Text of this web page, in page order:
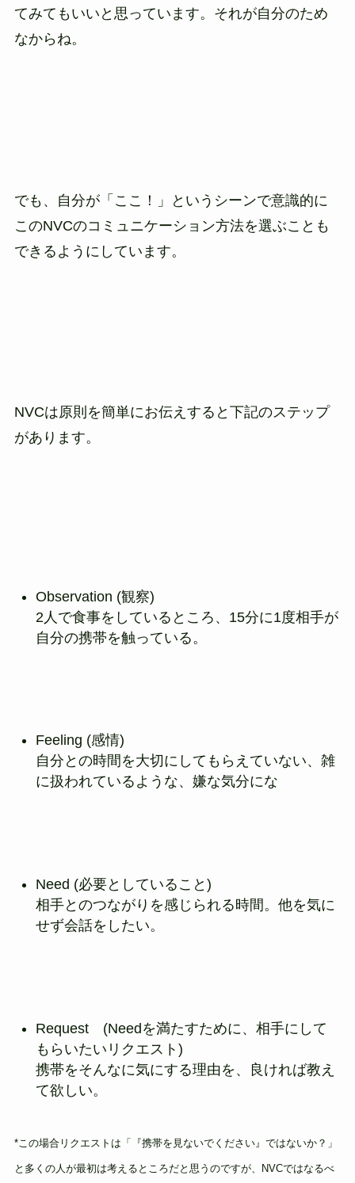
てみてもいいと思っています。それが自分のため
なからね。
でも、自分が「ここ！」というシーンで意識的に
このNVCのコミュニケーション方法を選ぶことも
できるようにしています。
NVCは原則を簡単にお伝えすると下記のステップ
があります。
Observation (観察)
2人で食事をしているところ、15分に1度相手が
自分の携帯を触っている。
Feeling (感情)
自分との時間を大切にしてもらえていない、雑
に扱われているような、嫌な気分にな
Need (必要としていること)
相手とのつながりを感じられる時間。他を気に
せず会話をしたい。
Request (Needを満たすために、相手にして
もらいたいリクエスト)
携帯をそんなに気にする理由を、良ければ教え
て欲しい。
*この場合リクエストは「『携帯を見ないでください』ではないか？」
と多くの人が最初は考えるところだと思うのですが、NVCではなるべ